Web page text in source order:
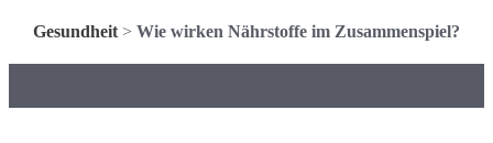
Gesundheit > Wie wirken Nährstoffe im Zusammenspiel?